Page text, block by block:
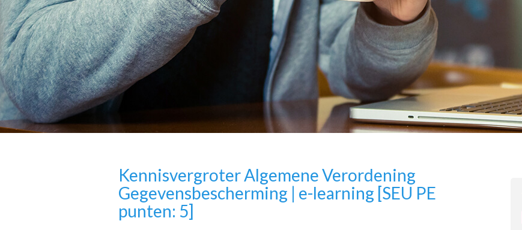
Kennisvergroter Algemene Verordening
Gegevensbescherming | e-learning [SEU PE
punten: 5]